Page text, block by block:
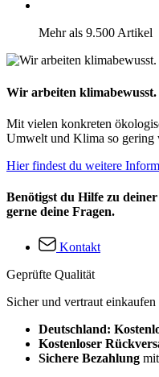
Mehr als 9.500 Artikel
Wir arbeiten klimabewusst.
Mit vielen konkreten
Umwelt und Klima so gering
Hier findest du weitere
Benötigst du Hilfe zu
gerne deine Fragen.
Kontakt
Geprüfte Qualität
Sicher und vertraut einkaufen
Deutschland:
Kostenloser
Sichere Bezahlung